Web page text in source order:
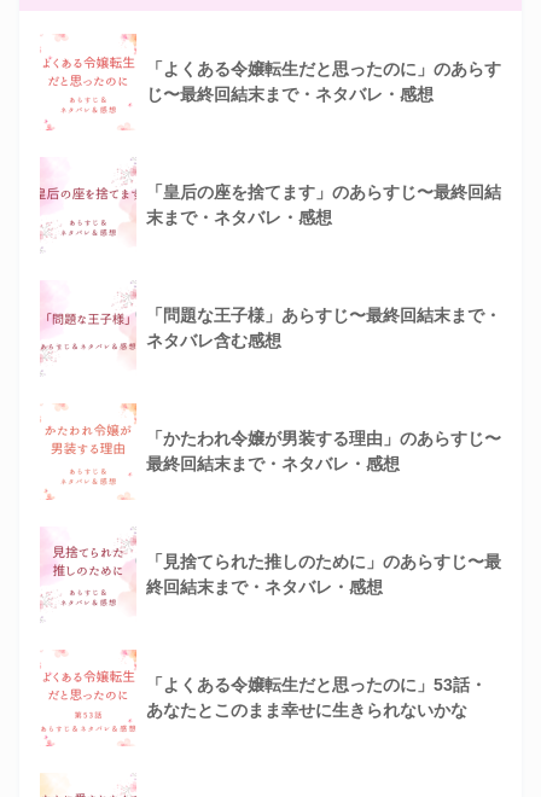
「よくある令嬢転生だと思ったのに」のあらす
じ〜最終回結末まで・ネタバレ・感想
「皇后の座を捨てます」のあらすじ〜最終回結
末まで・ネタバレ・感想
「問題な王子様」あらすじ〜最終回結末まで・
ネタバレ含む感想
「かたわれ令嬢が男装する理由」のあらすじ〜
最終回結末まで・ネタバレ・感想
「見捨てられた推しのために」のあらすじ〜最
終回結末まで・ネタバレ・感想
「よくある令嬢転生だと思ったのに」53話・
あなたとこのまま幸せに生きられないかな